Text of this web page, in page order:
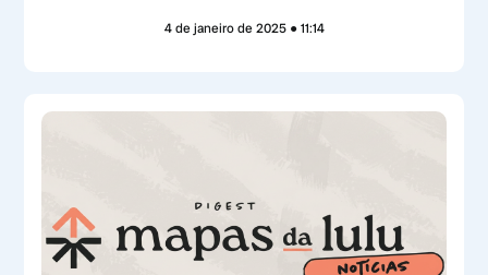
4 de janeiro de 2025 11:14